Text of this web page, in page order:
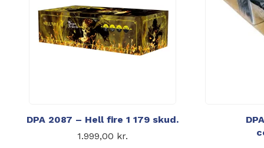
DPA 2087 – Hell fire 1 179 skud.
1.999,00 kr.